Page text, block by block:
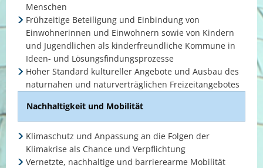
Menschen
Frühzeitige Beteiligung und Einbindung von
Einwohnerinnen und Einwohnern sowie von Kindern
und Jugendlichen als kinderfreundliche Kommune in
Ideen- und Lösungsfindungsprozesse
Hoher Standard kultureller Angebote und Ausbau des
naturnahen und naturverträglichen Freizeitangebotes
Nachhaltigkeit und Mobilität
Klimaschutz und Anpassung an die Folgen der
Klimakrise als Chance und Verpflichtung
Vernetzte, nachhaltige und barrierearme Mobilität